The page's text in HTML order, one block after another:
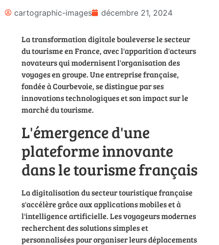
cartographic-images décembre 21, 2024
La transformation digitale bouleverse le secteur
du tourisme en France, avec l'apparition d'acteurs
novateurs qui modernisent l'organisation des
voyages en groupe. Une entreprise française,
fondée à Courbevoie, se distingue par ses
innovations technologiques et son impact sur le
marché du tourisme.
L'émergence d'une
plateforme innovante
dans le tourisme français
La digitalisation du secteur touristique française
s'accélère grâce aux applications mobiles et à
l'intelligence artificielle. Les voyageurs modernes
recherchent des solutions simples et
personnalisées pour organiser leurs déplacements